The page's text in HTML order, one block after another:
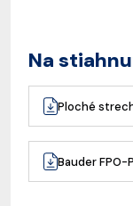
Na
Ploché
Bauder FPO-